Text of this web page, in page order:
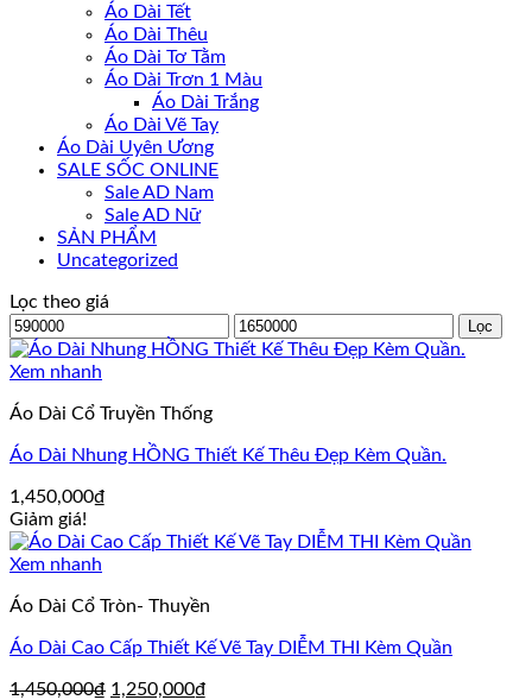
Áo Dài Tết
Áo Dài Thêu
Áo Dài Tơ Tằm
Áo Dài Trơn 1 Màu
Áo Dài Trắng
Áo Dài Vẽ Tay
Áo Dài Uyên Ương
SALE SỐC ONLINE
Sale AD Nam
Sale AD Nữ
SẢN PHẨM
Uncategorized
Lọc theo giá
Giá
tối
thiểu
Giá
tối
Lọc
Xem nhanh
Áo Dài Cổ Truyền Thống
Áo Dài Nhung HỒNG Thiết Kế Thêu Đẹp Kèm Quần.
1,450,000₫
Giảm giá!
Xem nhanh
Áo Dài Cổ Tròn- Thuyền
Áo Dài Cao Cấp Thiết Kế Vẽ Tay DIỄM THI Kèm Quần
1,450,000₫ Giá
1,250,000₫